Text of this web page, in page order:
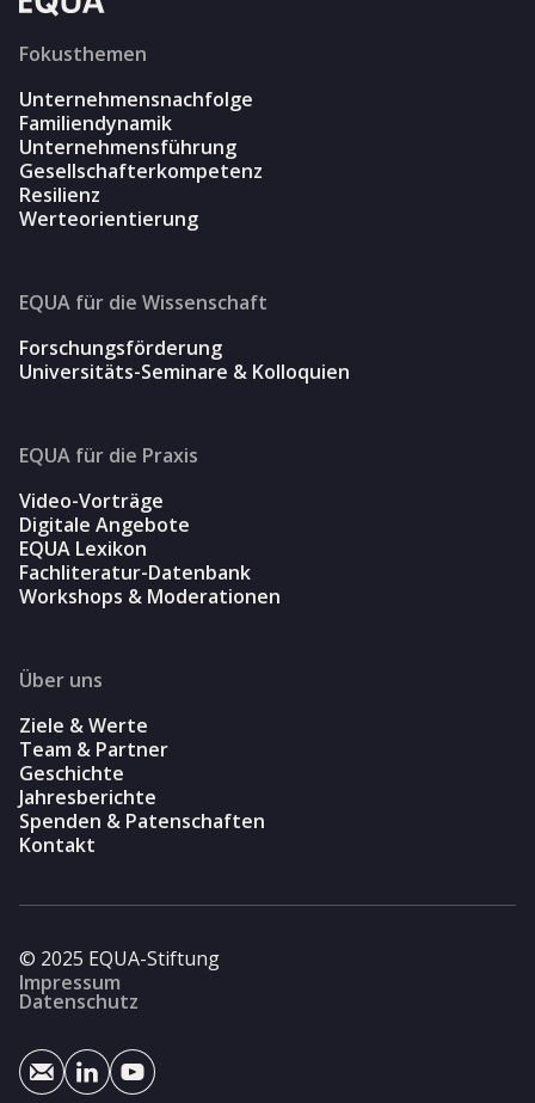
Fokusthemen
Unternehmensnachfolge
Familiendynamik
Unternehmensführung
Gesellschafterkompetenz
Resilienz
Werteorientierung
EQUA für die Wissenschaft
Forschungsförderung
Universitäts-Seminare & Kolloquien
EQUA für die Praxis
Video-Vorträge
Digitale Angebote
EQUA Lexikon
Fachliteratur-Datenbank
Workshops & Moderationen
Über uns
Ziele & Werte
Team & Partner
Geschichte
Jahresberichte
Spenden & Patenschaften
Kontakt
© 2025 EQUA-Stiftung
Impressum
Datenschutz